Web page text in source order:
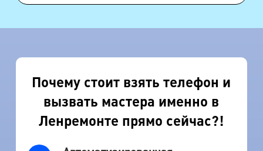
Почему стоит взять телефон и
вызвать мастера именно в
Ленремонте прямо сейчас?!